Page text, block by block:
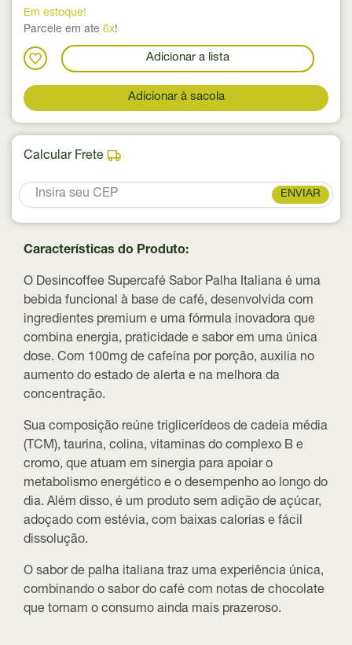
Em estoque!
Parcele em ate 6x!
Adicionar a lista
Adicionar à sacola
Calcular Frete
ENVIAR
Características do Produto:
O Desincoffee Supercafé Sabor Palha Italiana é uma
bebida funcional à base de café, desenvolvida com
ingredientes premium e uma fórmula inovadora que
combina energia, praticidade e sabor em uma única
dose. Com 100mg de cafeína por porção, auxilia no
aumento do estado de alerta e na melhora da
concentração.
Sua composição reúne triglicerídeos de cadeia média
(TCM), taurina, colina, vitaminas do complexo B e
cromo, que atuam em sinergia para apoiar o
metabolismo energético e o desempenho ao longo do
dia. Além disso, é um produto sem adição de açúcar,
adoçado com estévia, com baixas calorias e fácil
dissolução.
O sabor de palha italiana traz uma experiência única,
combinando o sabor do café com notas de chocolate
que tornam o consumo ainda mais prazeroso.